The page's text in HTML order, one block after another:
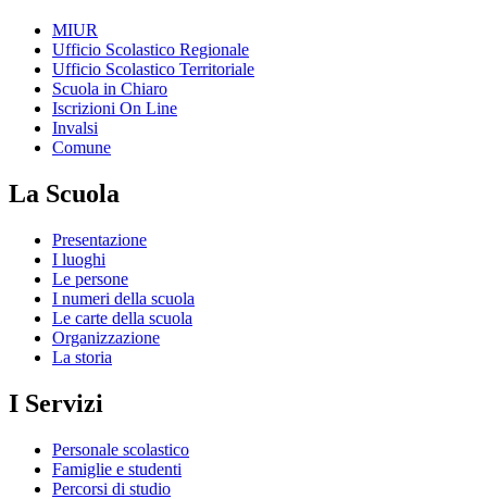
MIUR
Ufficio Scolastico Regionale
Ufficio Scolastico Territoriale
Scuola in Chiaro
Iscrizioni On Line
Invalsi
Comune
La Scuola
Presentazione
I luoghi
Le persone
I numeri della scuola
Le carte della scuola
Organizzazione
La storia
I Servizi
Personale scolastico
Famiglie e studenti
Percorsi di studio